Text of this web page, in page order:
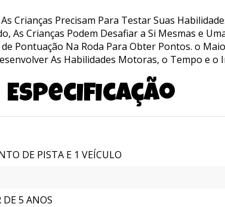
Crianças Precisam Para Testar Suas
As Crianças Podem Desafiar a Si Mesmas e
Pontuação Na Roda Para Obter Pontos. o
As Habilidades Motoras, o Tempo e o
Especificação
DE PISTA E 1 VEÍCULO
DE 5 ANOS